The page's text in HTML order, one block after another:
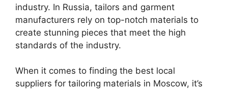
industry. In Russia, tailors and garment
manufacturers rely on top-notch materials to
create stunning pieces that meet the high
standards of the industry.
When it comes to finding the best local
suppliers for tailoring materials in Moscow, it’s